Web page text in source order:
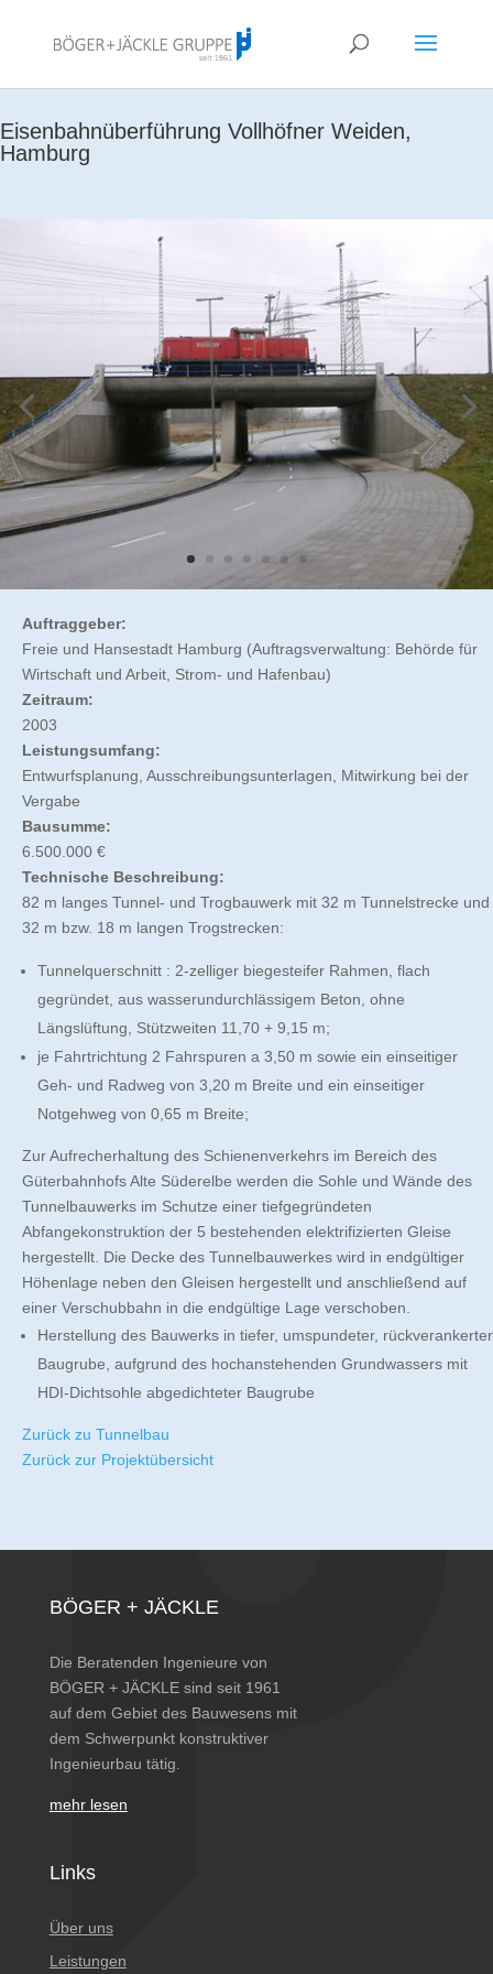
Eisenbahnüberführung Vollhöfner Weiden,
Hamburg
Auftraggeber:
Freie und Hansestadt Hamburg (Auftragsverwaltung: Behörde für
Wirtschaft und Arbeit, Strom- und Hafenbau)
Zeitraum:
2003
Leistungsumfang:
Entwurfsplanung, Ausschreibungsunterlagen, Mitwirkung bei der
Vergabe
Bausumme:
6.500.000 €
Technische Beschreibung:
82 m langes Tunnel- und Trogbauwerk mit 32 m Tunnelstrecke und
32 m bzw. 18 m langen Trogstrecken:
Tunnelquerschnitt : 2-zelliger biegesteifer Rahmen, flach
gegründet, aus wasserundurchlässigem Beton, ohne
Längslüftung, Stützweiten 11,70 + 9,15 m;
je Fahrtrichtung 2 Fahrspuren a 3,50 m sowie ein einseitiger
Geh- und Radweg von 3,20 m Breite und ein einseitiger
Notgehweg von 0,65 m Breite;
Zur Aufrecherhaltung des Schienenverkehrs im Bereich des
Güterbahnhofs Alte Süderelbe werden die Sohle und Wände des
Tunnelbauwerks im Schutze einer tiefgegründeten
Abfangekonstruktion der 5 bestehenden elektrifizierten Gleise
hergestellt. Die Decke des Tunnelbauwerkes wird in endgültiger
Höhenlage neben den Gleisen hergestellt und anschließend auf
einer Verschubbahn in die endgültige Lage verschoben.
Herstellung des Bauwerks in tiefer, umspundeter, rückverankerter
Baugrube, aufgrund des hochanstehenden Grundwassers mit
HDI-Dichtsohle abgedichteter Baugrube
Zurück zu Tunnelbau
Zurück zur Projektübersicht
BÖGER + JÄCKLE
Die Beratenden Ingenieure von
BÖGER + JÄCKLE sind seit 1961
auf dem Gebiet des Bauwesens mit
dem Schwerpunkt konstruktiver
Ingenieurbau tätig.
mehr lesen
Links
Über uns
Leistungen